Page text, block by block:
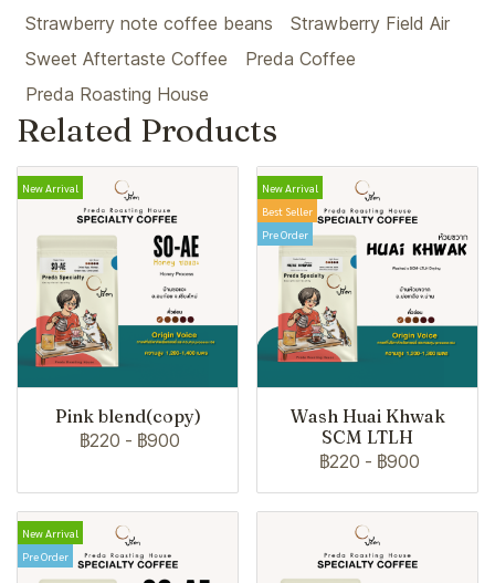
Strawberry note coffee beans
Strawberry Field Air
Sweet Aftertaste Coffee
Preda Coffee
Preda Roasting House
Related Products
New Arrival
Pink blend(copy)
฿220 - ฿900
New Arrival
Best Seller
Pre Order
Wash Huai Khwak
SCM LTLH
฿220 - ฿900
New Arrival
Pre Order